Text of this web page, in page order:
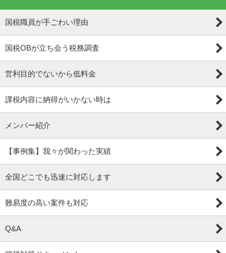
国税職員が手ごわい理由
国税OBが立ち会う税務調査
営利目的でないから低料金
課税内容に納得がいかない時は
メンバー紹介
【事例集】我々が関わった実績
全国どこでも迅速に対応します
難易度の高い案件も対応
Q&A